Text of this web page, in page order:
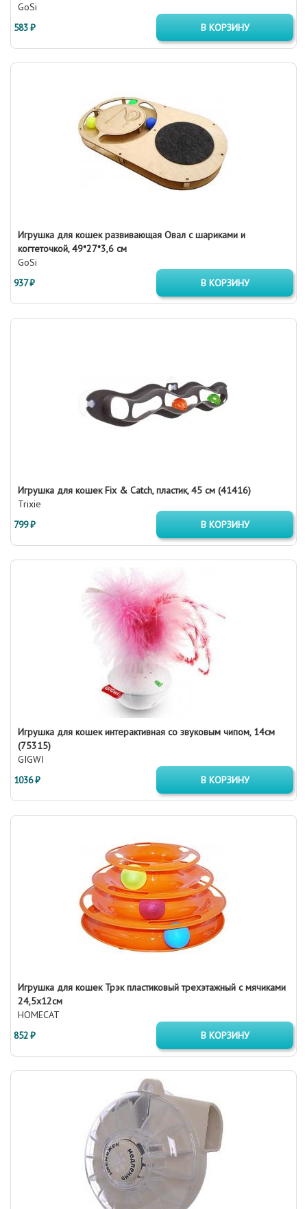
GoSi
583 ₽
В КОРЗИНУ
Игрушка для кошек развивающая Овал с шариками и
когтеточкой, 49*27*3,6 см
GoSi
937 ₽
В КОРЗИНУ
Игрушка для кошек Fix & Catch, пластик, 45 см (41416)
Trixie
799 ₽
В КОРЗИНУ
Игрушка для кошек интерактивная со звуковым чипом, 14см
(75315)
GIGWI
1036 ₽
В КОРЗИНУ
Игрушка для кошек Трэк пластиковый трехэтажный с мячиками
24,5х12см
HOMECAT
852 ₽
В КОРЗИНУ